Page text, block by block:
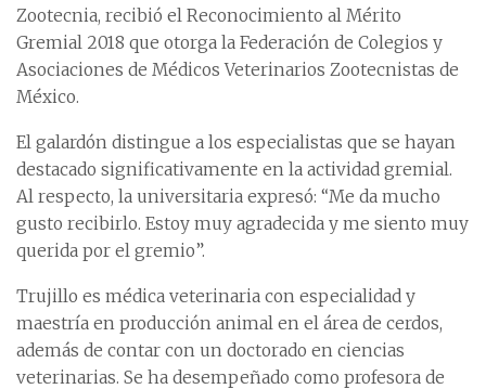
Zootecnia, recibió el Reconocimiento al Mérito
Gremial 2018 que otorga la Federación de Colegios y
Asociaciones de Médicos Veterinarios Zootecnistas de
México.
El galardón distingue a los especialistas que se hayan
destacado significativamente en la actividad gremial.
Al respecto, la universitaria expresó: “Me da mucho
gusto recibirlo. Estoy muy agradecida y me siento muy
querida por el gremio”.
Trujillo es médica veterinaria con especialidad y
maestría en producción animal en el área de cerdos,
además de contar con un doctorado en ciencias
veterinarias. Se ha desempeñado como profesora de